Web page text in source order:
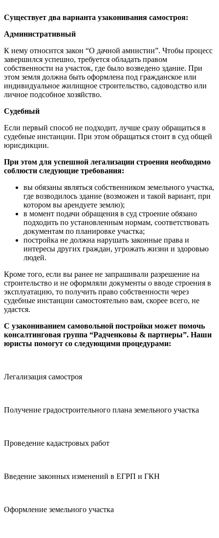
Существует два варианта узаконивания самостроя:
Административный
К нему относится закон “О дачной амнистии”. Чтобы процесс
завершился успешно, требуется обладать правом
собственности на участок, где было возведено здание. При
этом земля должна быть оформлена под гражданское или
индивидуальное жилищное строительство, садоводство или
личное подсобное хозяйство.
Судебный
Если первый способ не подходит, лучше сразу обращаться в
судебные инстанции. При этом обращаться стоит в суд общей
юрисдикции.
При этом для успешной легализации строения необходимо
соблюсти следующие требования:
вы обязаны являться собственником земельного участка,
где возводилось здание (возможен и такой вариант, при
котором вы арендуете землю);
в момент подачи обращения в суд строение обязано
подходить по установленным нормам, соответствовать
документам по планировке участка;
постройка не должна нарушать законные права и
интересы других граждан, угрожать жизни и здоровью
людей.
Кроме того, если вы ранее не запрашивали разрешение на
строительство и не оформляли документы о вводе строения в
эксплуатацию, то получить право собственности через
судебные инстанции самостоятельно вам, скорее всего, не
удастся.
С узакониванием самовольной постройки может помочь
консалтинговая группа “Радченковы & партнеры”. Наши
юристы помогут со следующими процедурами:
Легализация самостроя
Получение градостроительного плана земельного участка
Проведение кадастровых работ
Введение законных изменений в ЕГРП и ГКН
Оформление земельного участка